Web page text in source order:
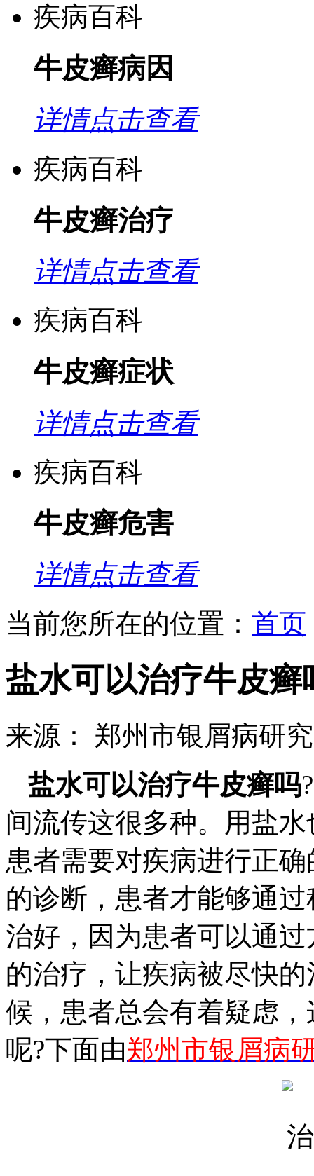
疾病百科
牛皮癣病因
详情点击查看
疾病百科
牛皮癣治疗
详情点击查看
疾病百科
牛皮癣症状
详情点击查看
疾病百科
牛皮癣危害
详情点击查看
当前您所在的位置： 首页
盐水可以治疗牛皮癣
来源： 郑州市银屑病研
盐水可以治疗牛皮癣吗
间流传这很多种。用盐
患者需要对疾病进行正
的诊断，患者才能够通
治好，因为患者可以通
的治疗，让疾病被尽快
候，患者总会有着疑虑
呢?下面由郑州市银屑病